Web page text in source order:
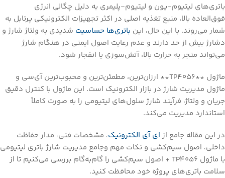
باتری‌های لیتیوم-یون و لیتیوم-پلیمری به دلیل چگالی انرژی
فوق‌العاده بالا، منبع تغذیه اصلی در اکثر تجهیزات الکترونیکی پرتابل به
شمار می‌روند. با این حال، این باتری‌ها حساسیت شدیدی به ولتاژ شارژ و
دشارژ بیش از حد دارند و عدم رعایت اصول ایمنی در هنگام شارژ
می‌تواند منجر به حرارت بالا، آتش‌سوزی یا انفجار شود.
ماژول **TP4056** ارزان‌ترین، مطمئن‌ترین و محبوب‌ترین آی‌سی و
ماژول مدیریت شارژ در بازار الکترونیک است. این ماژول با کنترل دقیق
جریان و ولتاژ، فرآیند شارژ سلول‌های لیتیومی را به صورت کاملاً
استاندارد مدیریت می‌کند.
در این مقاله جامع از ای آی الکترونیک، مشخصات فنی، مدار حفاظت
داخلی، اصول سیم‌کشی و نکات مهم وجامع مدیریت شارژ باتری لیتیومی
با ماژول TP4056 + اصول سیم‌کشی را گام‌به‌گام بررسی می‌کنیم تا از
سلامت باتری‌های پروژه خود محافظت کنید.